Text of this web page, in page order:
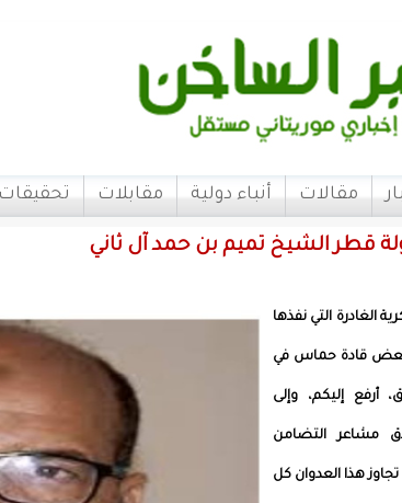
مقالات أنباء دولية مقابلات تحقيقات
قطر الشيخ تميم بن حمد آل ثاني
الغادرة التي نفذها
بعض قادة حماس في
أرفع إليكم، وإلى
مشاعر التضامن
هذا العدوان كل